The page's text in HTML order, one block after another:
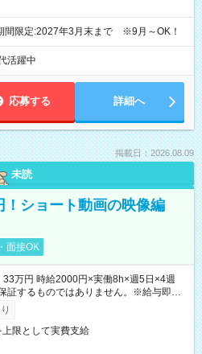
限定:2027年3月末まで ※9月～OK！
活躍中
応募する 詳細へ
掲載日：2026.08.09
未読
ショート動画の映像編
面接OK
万円 時給2000円×実働8h×週5日×4週
証するものではありません。※給与即受
利用条件有）
限として実費支給